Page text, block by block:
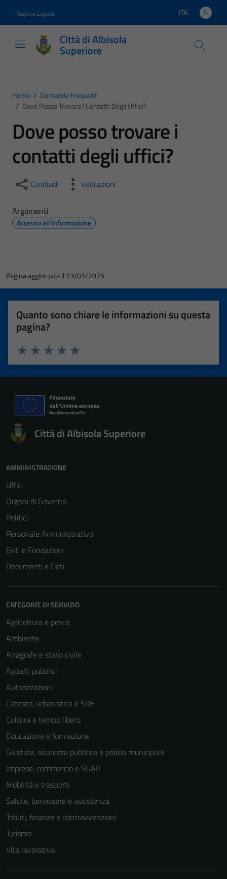
Regione Liguria Lingua attiva:
ITA
Città di Albisola
Superiore
Home / Domande Frequenti
/ Dove Posso Trovare I Contatti Degli Uffici?
Dove posso trovare i
contatti degli uffici?
Condividi Vedi azioni
Argomenti
Accesso all'informazione
Pagina aggiornata il 13/03/2025
Quanto sono chiare le informazioni su questa
pagina?
Valuta 5 stelle su 5
Valuta 4 stelle su 5
Valuta 3 stelle su 5
Valuta 2 stelle su 5
Valuta 1 stelle su 5
Città di Albisola Superiore
AMMINISTRAZIONE
Uffici
Organi di Governo
Politici
Personale Amministrativo
Enti e Fondazioni
Documenti e Dati
CATEGORIE DI SERVIZIO
Agricoltura e pesca
Ambiente
Anagrafe e stato civile
Appalti pubblici
Autorizzazioni
Catasto, urbanistica e SUE
Cultura e tempo libero
Educazione e formazione
Giustizia, sicurezza pubblica e polizia municipale
Imprese, commercio e SUAP
Mobilità e trasporti
Salute, benessere e assistenza
Tributi, finanze e contravvenzioni
Turismo
Vita lavorativa